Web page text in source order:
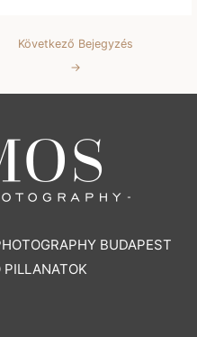
Következő Bejegyzés
→
BUDAPEST
PILLANATOK